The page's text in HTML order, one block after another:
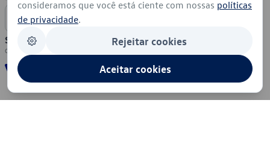
Segurança
consideramos que você está ciente com nossas políticas
de privacidade.
Rejeitar cookies
Aceitar cookies